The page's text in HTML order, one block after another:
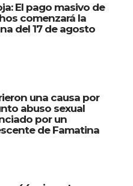
El pago masivo de
comenzará la
del 17 de agosto
una causa por
abuso sexual
por un
de Famatina